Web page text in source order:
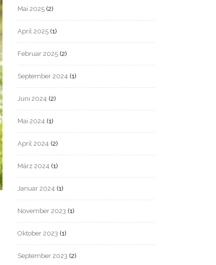
Mai 2025 (2)
April 2025 (1)
Februar 2025 (2)
September 2024 (1)
Juni 2024 (2)
Mai 2024 (1)
April 2024 (2)
März 2024 (1)
Januar 2024 (1)
November 2023 (1)
Oktober 2023 (1)
September 2023 (2)